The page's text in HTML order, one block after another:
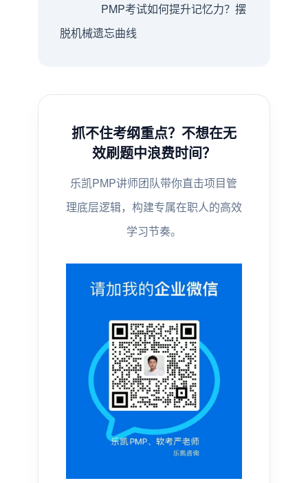
PMP考试如何提升记忆力？摆
脱机械遗忘曲线
抓不住考纲重点？不想在无
效刷题中浪费时间？
乐凯PMP讲师团队带你直击项目管
理底层逻辑，构建专属在职人的高效
学习节奏。